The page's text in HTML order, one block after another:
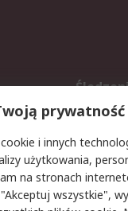
e-
prywatność
i innych
użytkowania,
na stronach
wszystkie",